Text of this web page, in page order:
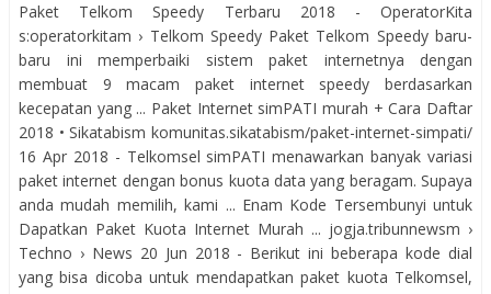
Paket Telkom Speedy Terbaru 2018 - OperatorKita
s:operatorkitam › Telkom Speedy Paket Telkom Speedy baru-
baru ini memperbaiki sistem paket internetnya dengan
membuat 9 macam paket internet speedy berdasarkan
kecepatan yang ... Paket Internet simPATI murah + Cara Daftar
2018 • Sikatabism komunitas.sikatabism/paket-internet-simpati/
16 Apr 2018 - Telkomsel simPATI menawarkan banyak variasi
paket internet dengan bonus kuota data yang beragam. Supaya
anda mudah memilih, kami ... Enam Kode Tersembunyi untuk
Dapatkan Paket Kuota Internet Murah ... jogja.tribunnewsm ›
Techno › News 20 Jun 2018 - Berikut ini beberapa kode dial
yang bisa dicoba untuk mendapatkan paket kuota Telkomsel,